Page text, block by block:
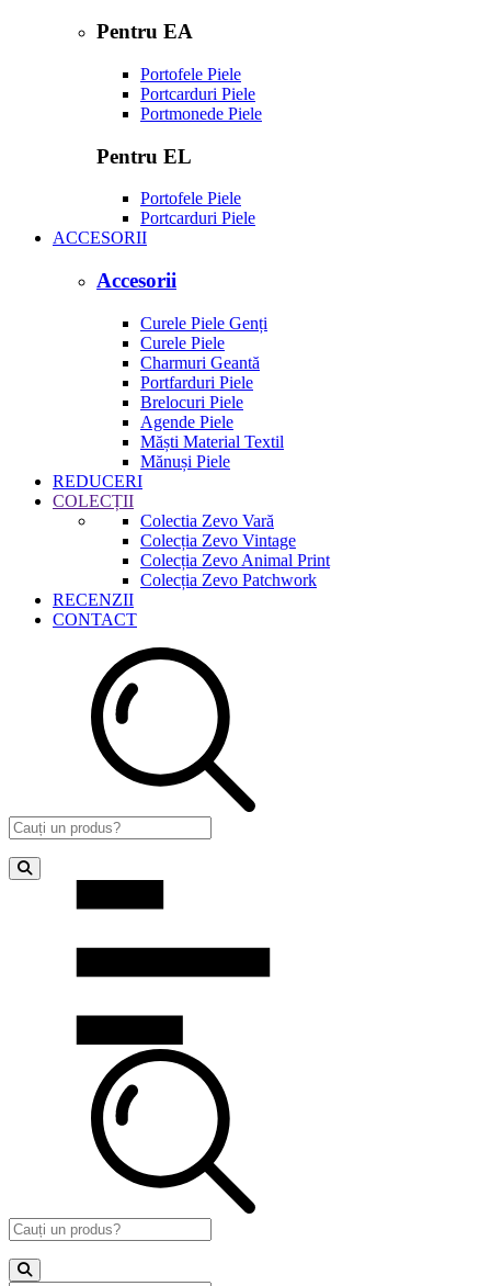
Pentru EA
Portofele Piele
Portcarduri Piele
Portmonede Piele
Pentru EL
Portofele Piele
Portcarduri Piele
ACCESORII
Accesorii
Curele Piele Genți
Curele Piele
Charmuri Geantă
Portfarduri Piele
Brelocuri Piele
Agende Piele
Măști Material Textil
Mănuși Piele
REDUCERI
COLECȚII
Colectia Zevo Vară
Colecția Zevo Vintage
Colecția Zevo Animal Print
Colecția Zevo Patchwork
RECENZII
CONTACT